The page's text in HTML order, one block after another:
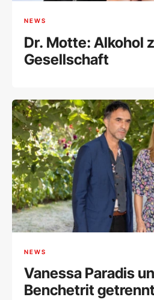
NEWS
Dr. Motte: Alkohol
Gesellschaft
NEWS
Vanessa Paradis
Benchetrit